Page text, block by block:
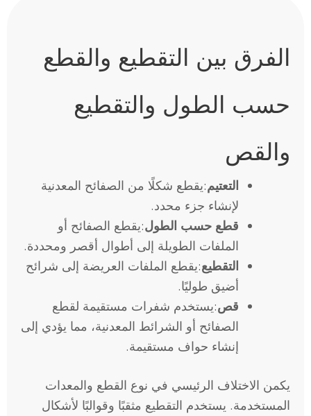
الفرق بين التقطيع والقطع
حسب الطول والتقطيع
والقص
التعتيم:يقطع شكلًا من الصفائح المعدنية
لإنشاء جزء محدد.
قطع حسب الطول:يقطع الصفائح أو
الملفات الطويلة إلى أطوال أقصر ومحددة.
التقطيع:يقطع الملفات العريضة إلى شرائح
أضيق طوليًا.
قص:يستخدم شفرات مستقيمة لقطع
الصفائح أو الشرائط المعدنية، مما يؤدي إلى
إنشاء حواف مستقيمة.
يكمن الاختلاف الرئيسي في نوع القطع والمعدات
المستخدمة. يستخدم التقطيع مثقبًا وقوالبًا لأشكال